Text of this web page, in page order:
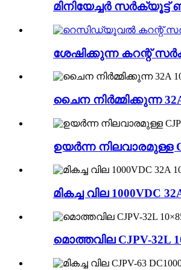
മിനിയേച്ചർ സർക്യൂട്ട്
ശേഷിക്കുന്ന കറന്റ്
ചൈന നിർമ്മിക്കുന്ന
ഉയർന്ന നിലവാരമുള്ള
മികച്ച വില
മൊത്തവില CJPV-